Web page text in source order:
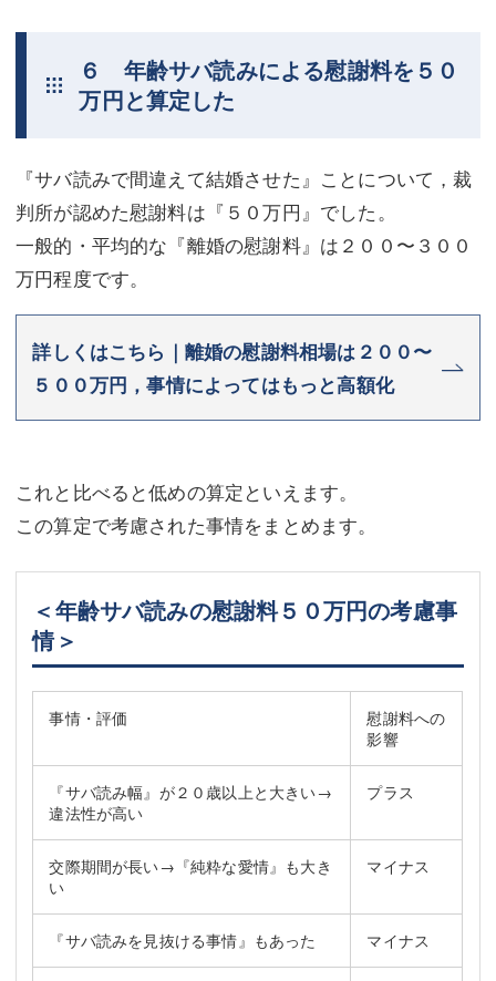
６ 年齢サバ読みによる慰謝料を５０
万円と算定した
『サバ読みで間違えて結婚させた』ことについて，裁
判所が認めた慰謝料は『５０万円』でした。
一般的・平均的な『離婚の慰謝料』は２００〜３００
万円程度です。
詳しくはこちら｜離婚の慰謝料相場は２００〜
５００万円，事情によってはもっと高額化
これと比べると低めの算定といえます。
この算定で考慮された事情をまとめます。
＜年齢サバ読みの慰謝料５０万円の考慮事
情＞
事情・評価
慰謝料への
影響
『サバ読み幅』が２０歳以上と大きい→
違法性が高い
プラス
交際期間が長い→『純粋な愛情』も大き
い
マイナス
『サバ読みを見抜ける事情』もあった マイナス